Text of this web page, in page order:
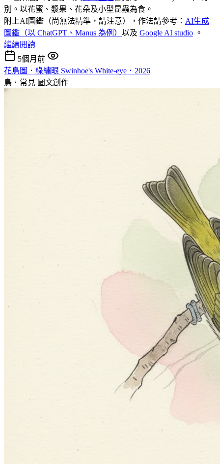
別。以花蜜、漿果、花朵及小型昆蟲為食。
附上AI圖鑑（尚無法精準，請注意），作法請參考： AI生成
圖鑑（以 ChatGPT、Manus 為例） 以及 Google AI studio 。
繼續閱讀
5個月前
花鳥圖．綠繡眼 Swinhoe's White-eye．2026
鳥．常見 圖文創作